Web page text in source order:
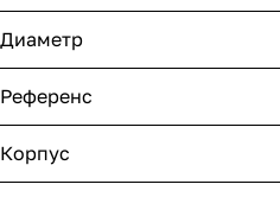
Диаметр
Референс
Корпус